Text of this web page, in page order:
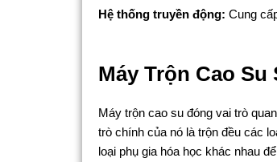
Hệ thống truyền động: Cung
Máy Trộn Cao
Máy trộn cao su đóng vai trò
trò chính của nó là trộn đều các
loại phụ gia hóa học khác nhau